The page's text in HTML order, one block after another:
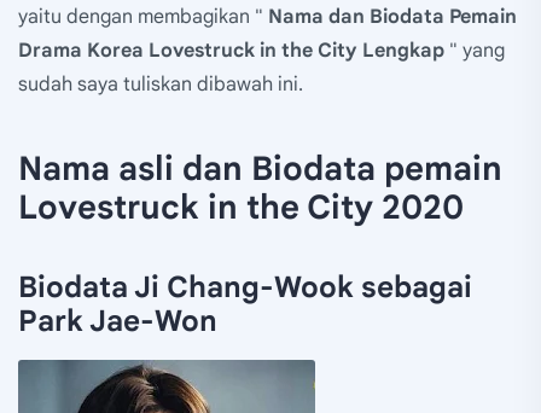
yaitu dengan membagikan " Nama dan Biodata Pemain
Drama Korea Lovestruck in the City Lengkap " yang
sudah saya tuliskan dibawah ini.
Nama asli dan Biodata pemain
Lovestruck in the City 2020
Biodata Ji Chang-Wook sebagai
Park Jae-Won